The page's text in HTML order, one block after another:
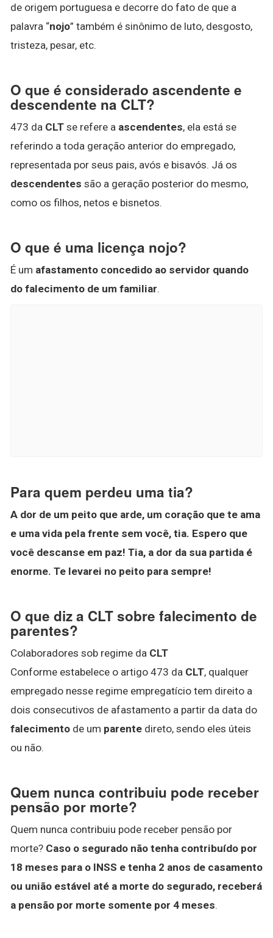
de origem portuguesa e decorre do fato de que a
palavra “nojo” também é sinônimo de luto, desgosto,
tristeza, pesar, etc.
O que é considerado ascendente e
descendente na CLT?
473 da CLT se refere a ascendentes, ela está se
referindo a toda geração anterior do empregado,
representada por seus pais, avós e bisavós. Já os
descendentes são a geração posterior do mesmo,
como os filhos, netos e bisnetos.
O que é uma licença nojo?
É um afastamento concedido ao servidor quando
do falecimento de um familiar.
Para quem perdeu uma tia?
A dor de um peito que arde, um coração que te ama
e uma vida pela frente sem você, tia. Espero que
você descanse em paz! Tia, a dor da sua partida é
enorme. Te levarei no peito para sempre!
O que diz a CLT sobre falecimento de
parentes?
Colaboradores sob regime da CLT
Conforme estabelece o artigo 473 da CLT, qualquer
empregado nesse regime empregatício tem direito a
dois consecutivos de afastamento a partir da data do
falecimento de um parente direto, sendo eles úteis
ou não.
Quem nunca contribuiu pode receber
pensão por morte?
Quem nunca contribuiu pode receber pensão por
morte? Caso o segurado não tenha contribuído por
18 meses para o INSS e tenha 2 anos de casamento
ou união estável até a morte do segurado, receberá
a pensão por morte somente por 4 meses.